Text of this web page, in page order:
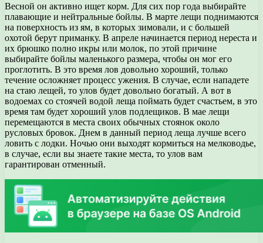
Весной он активно ищет корм. Для сих пор года выбирайте
плавающие и нейтральные бойлы. В марте лещи поднимаются
на поверхность из ям, в которых зимовали, и с большей
охотой берут приманку. В апреле начинается период нереста и
их брюшко полно икры или молок, по этой причине
выбирайте бойлы маленького размера, чтобы он мог его
проглотить. В это время лов довольно хороший, только
течение осложняет процесс ужения. В случае, если нападете
на стаю лещей, то улов будет довольно богатый. А вот в
водоемах со стоячей водой леща поймать будет счастьем, в это
время там будет хороший улов подлещиков. В мае лещи
перемещаются в места своих обычных стоянок около
русловых бровок. Днем в данный период леща лучше всего
ловить с лодки. Ночью они выходят кормиться на мелководье,
в случае, если вы знаете такие места, то улов вам
гарантирован отменный.